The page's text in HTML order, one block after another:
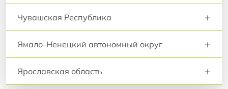
Чувашская Республика +
Ямало-Ненецкий автономный округ +
Ярославская область +